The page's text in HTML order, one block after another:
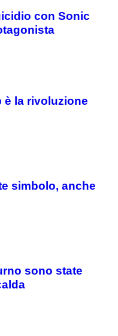
con Sonic
è la rivoluzione
simbolo, anche
sono state